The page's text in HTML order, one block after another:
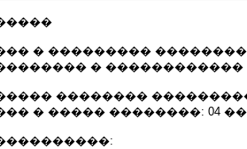
� ���������
� ������������
��������
� ����� ��������: 04